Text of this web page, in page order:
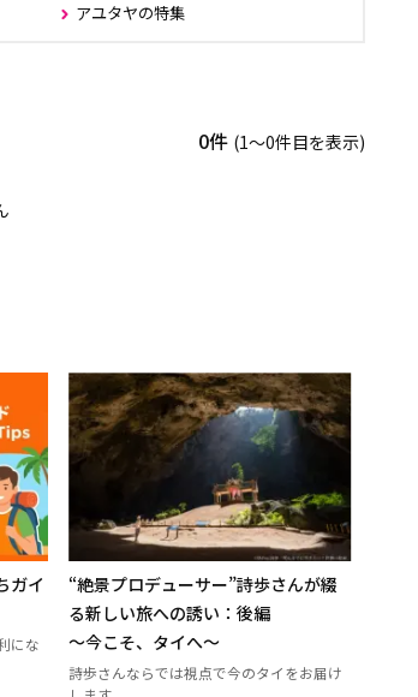
アユタヤの特集
0件 (1〜0件目を表示)
ガイ
にな
“絶景プロデューサー”詩歩さんが綴
る新しい旅への誘い：後編
～今こそ、タイへ～
詩歩さんならでは視点で今のタイをお届け